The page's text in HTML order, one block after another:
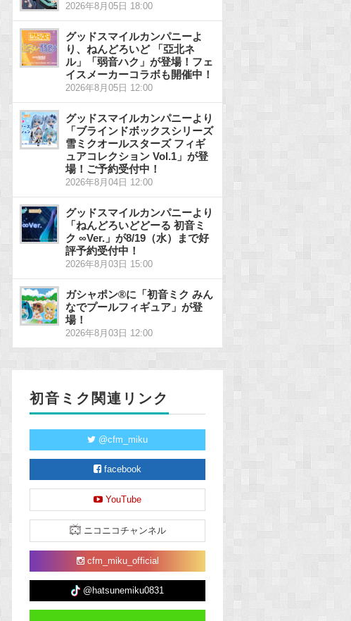
2026年8月05日 18:00
グッドスマイルカンパニーよ
り、ねんどろいど 「亞北ネ
ル」「弱音ハク」が登場！フェ
イスメーカーコラボも開催中！
2026年8月05日 12:00
グッドスマイルカンパニーより
「ブラインドボックスシリーズ
雪ミクオールスターズ フィギ
ュアコレクション Vol.1」が登
場！ご予約受付中！
2026年8月04日 12:00
グッドスマイルカンパニーより
「ねんどろいどどーる 初音ミ
ク ∞Ver.」が8/19（水）まで好
評予約受付中！
2026年8月03日 15:00
ガシャポン®に「初音ミク みん
なでプールフィギュア」が登
場！
2026年8月03日 12:00
初音ミク関連リンク
@cfm_miku
facebook
YouTube
ニコニコチャンネル
cfm_miku_official
@hatsunemiku0831